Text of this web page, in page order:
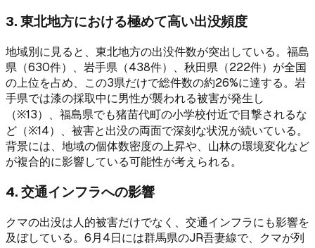
3. 東北地方における極めて高い出没頻度
地域別に見ると、東北地方の出没件数が突出している。福島
県（630件）、岩手県（438件）、秋田県（222件）が全国
の上位を占め、この3県だけで総件数の約26%に達する。岩
手県では漆の採取中に男性が襲われる被害が発生し
（※13）、福島県でも猪苗代町の小学校付近で目撃されるな
ど（※14）、被害と出没の両面で深刻な状況が続いている。
背景には、地域の個体数密度の上昇や、山林の環境変化など
が複合的に影響している可能性が考えられる。
4. 交通インフラへの影響
クマの出没は人的被害だけでなく、交通インフラにも影響を
及ぼしている。6月4日には群馬県のJR吾妻線で、クマが列